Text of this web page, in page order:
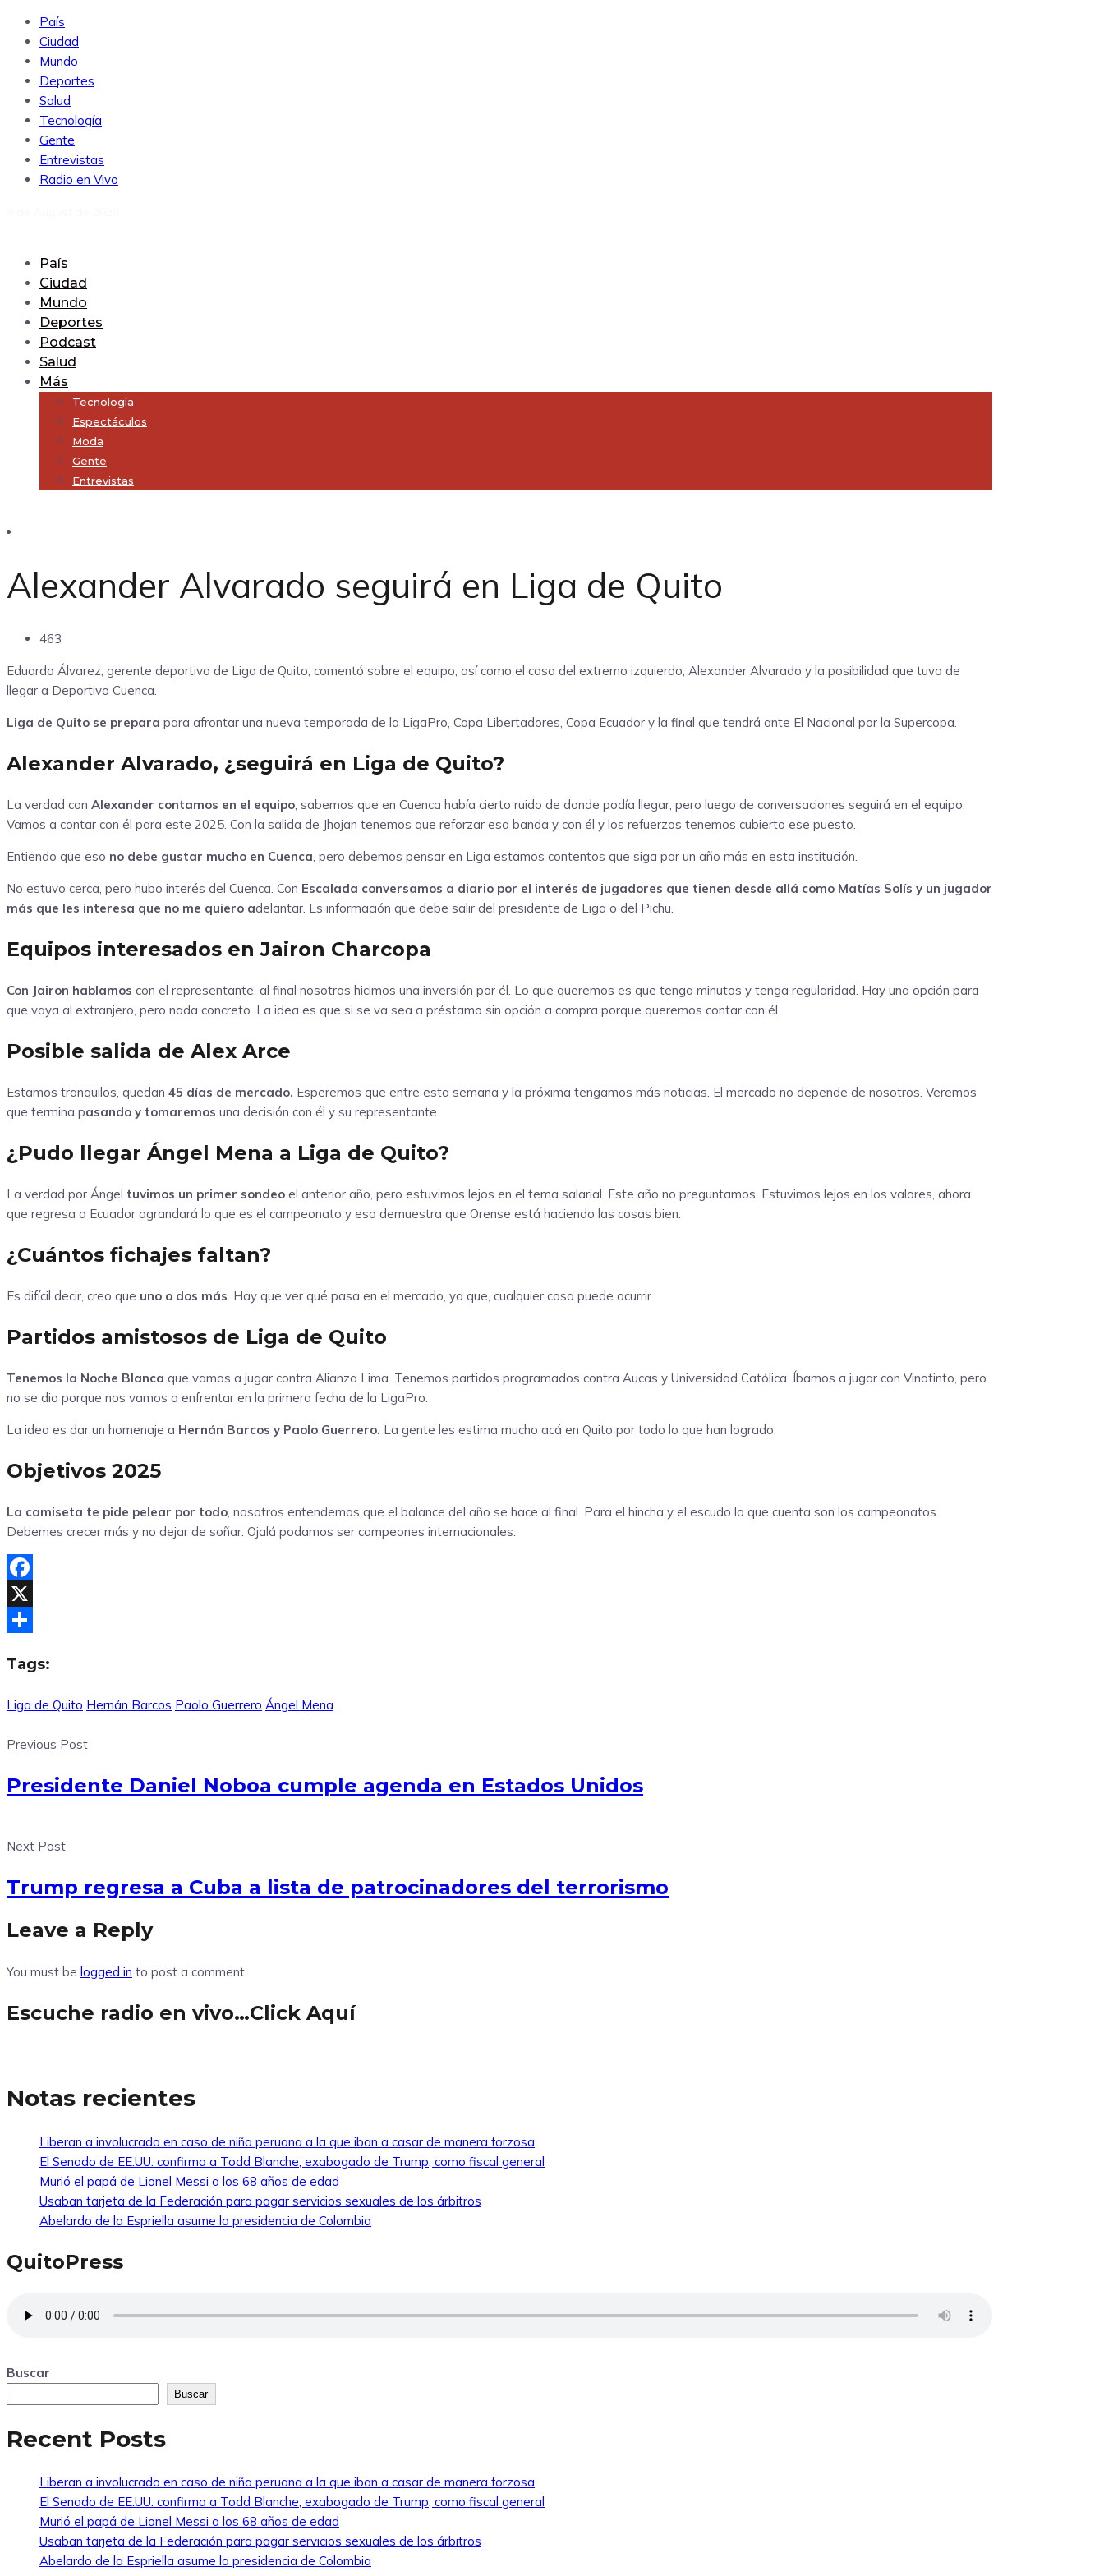
País
Ciudad
Mundo
Deportes
Salud
Tecnología
Gente
Entrevistas
Radio en Vivo
País
Ciudad
Mundo
Deportes
Podcast
Salud
Más
Tecnología
Espectáculos
Moda
Gente
Entrevistas
Alexander Alvarado seguirá en Liga de Quito
463
Eduardo Álvarez, gerente deportivo de Liga de Quito, comentó sobre el equipo, así como el caso del extremo izquierdo, Alexander Alvarado y la posibilidad que tuvo de
llegar a Deportivo Cuenca.
Liga de Quito se prepara para afrontar una nueva temporada de la LigaPro, Copa Libertadores, Copa Ecuador y la final que tendrá ante El Nacional por la Supercopa.
Alexander Alvarado, ¿seguirá en Liga de Quito?
La verdad con Alexander contamos en el equipo, sabemos que en Cuenca había cierto ruido de donde podía llegar, pero luego de conversaciones seguirá en el equipo.
Vamos a contar con él para este 2025. Con la salida de Jhojan tenemos que reforzar esa banda y con él y los refuerzos tenemos cubierto ese puesto.
Entiendo que eso no debe gustar mucho en Cuenca, pero debemos pensar en Liga estamos contentos que siga por un año más en esta institución.
No estuvo cerca, pero hubo interés del Cuenca. Con Escalada conversamos a diario por el interés de jugadores que tienen desde allá como Matías Solís y un jugador
más que les interesa que no me quiero adelantar. Es información que debe salir del presidente de Liga o del Pichu.
Equipos interesados en Jairon Charcopa
Con Jairon hablamos con el representante, al final nosotros hicimos una inversión por él. Lo que queremos es que tenga minutos y tenga regularidad. Hay una opción para
que vaya al extranjero, pero nada concreto. La idea es que si se va sea a préstamo sin opción a compra porque queremos contar con él.
Posible salida de Alex Arce
Estamos tranquilos, quedan 45 días de mercado. Esperemos que entre esta semana y la próxima tengamos más noticias. El mercado no depende de nosotros. Veremos
que termina pasando y tomaremos una decisión con él y su representante.
¿Pudo llegar Ángel Mena a Liga de Quito?
La verdad por Ángel tuvimos un primer sondeo el anterior año, pero estuvimos lejos en el tema salarial. Este año no preguntamos. Estuvimos lejos en los valores, ahora
que regresa a Ecuador agrandará lo que es el campeonato y eso demuestra que Orense está haciendo las cosas bien.
¿Cuántos fichajes faltan?
Es difícil decir, creo que uno o dos más. Hay que ver qué pasa en el mercado, ya que, cualquier cosa puede ocurrir.
Partidos amistosos de Liga de Quito
Tenemos la Noche Blanca que vamos a jugar contra Alianza Lima. Tenemos partidos programados contra Aucas y Universidad Católica. Íbamos a jugar con Vinotinto, pero
no se dio porque nos vamos a enfrentar en la primera fecha de la LigaPro.
La idea es dar un homenaje a Hernán Barcos y Paolo Guerrero. La gente les estima mucho acá en Quito por todo lo que han logrado.
Objetivos 2025
La camiseta te pide pelear por todo, nosotros entendemos que el balance del año se hace al final. Para el hincha y el escudo lo que cuenta son los campeonatos.
Debemes crecer más y no dejar de soñar. Ojalá podamos ser campeones internacionales.
Facebook
X
Tags:
Liga de Quito Hernán Barcos Paolo Guerrero Ángel Mena
Previous Post
Presidente Daniel Noboa cumple agenda en Estados Unidos
Next Post
Trump regresa a Cuba a lista de patrocinadores del terrorismo
Leave a Reply
You must be logged in to post a comment.
Escuche radio en vivo…Click Aquí
Notas recientes
Liberan a involucrado en caso de niña peruana a la que iban a casar de manera forzosa
El Senado de EE.UU. confirma a Todd Blanche, exabogado de Trump, como fiscal general
Murió el papá de Lionel Messi a los 68 años de edad
Usaban tarjeta de la Federación para pagar servicios sexuales de los árbitros
Abelardo de la Espriella asume la presidencia de Colombia
QuitoPress
Buscar
Buscar
Recent Posts
Liberan a involucrado en caso de niña peruana a la que iban a casar de manera forzosa
El Senado de EE.UU. confirma a Todd Blanche, exabogado de Trump, como fiscal general
Murió el papá de Lionel Messi a los 68 años de edad
Usaban tarjeta de la Federación para pagar servicios sexuales de los árbitros
Abelardo de la Espriella asume la presidencia de Colombia